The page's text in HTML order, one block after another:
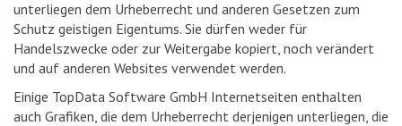
unterliegen dem Urheberrecht und anderen Gesetzen zum
Schutz geistigen Eigentums. Sie dürfen weder für
Handelszwecke oder zur Weitergabe kopiert, noch verändert
und auf anderen Websites verwendet werden.
Einige TopData Software GmbH Internetseiten enthalten
auch Grafiken, die dem Urheberrecht derjenigen unterliegen, die